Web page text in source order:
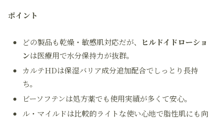
ポイント
どの製品も乾燥・敏感肌対応だが、 ヒルドイドローショ
ンは医療用で水分保持力が抜群。
カルテHDは保湿バリア成分追加配合でしっとり長持
ち。
ビーソフテンは処方薬でも使用実績が多くて安心。
ル・マイルドは比較的ライトな使い心地で脂性肌にも向